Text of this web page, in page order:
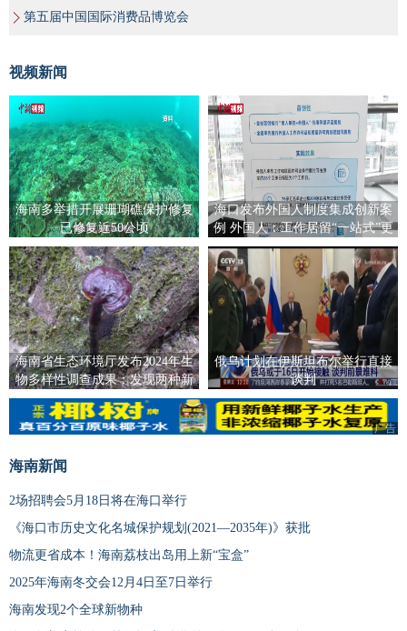
第五届中国国际消费品博览会
视频新闻
海南多举措开展珊瑚礁保护修复
已修复近50公顷
海口发布外国人制度集成创新案
例 外国人：工作居留“一站式”更
便利
海南省生态环境厅发布2024年生
物多样性调查成果：发现两种新
物种
俄乌计划在伊斯坦布尔举行直接
谈判
广告
海南新闻
2场招聘会5月18日将在海口举行
《海口市历史文化名城保护规划(2021—2035年)》获批
物流更省成本！海南荔枝出岛用上新“宝盒”
2025年海南冬交会12月4日至7日举行
海南发现2个全球新物种